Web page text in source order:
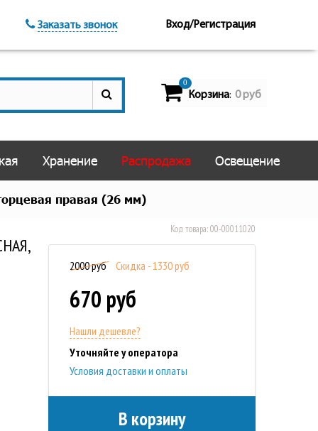
Заказать звонок Вход/Регистрация
0
Корзина: 0 руб
Хранение Распродажа Освещение
правая (26 мм)
Код товара:00-00011020
2000 руб Скидка - 1330 руб
670 руб
Нашли дешевле?
Уточняйте у оператора
Условия доставки и оплаты
В корзину